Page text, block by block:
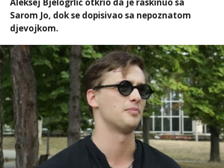
Sarom Jo, dok se dopisivao sa nepoznatom
djevojkom.